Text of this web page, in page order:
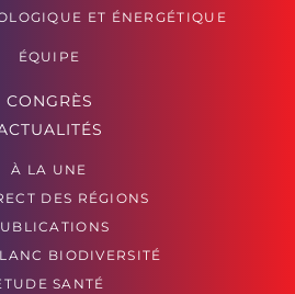
ET ÉNERGÉTIQUE
ÉQUIPE
CONGRÈS
À LA UNE
DES RÉGIONS
BIODIVERSITÉ
SANTÉ